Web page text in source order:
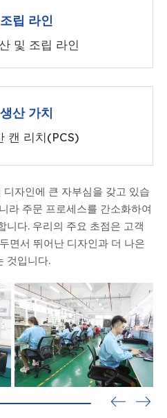
립 라인
및 조립 라인
산 가치
캔 리치(PCS)
자인에 큰 자부심을 갖고 있습
라 주문 프로세스를 간소화하여
니다. 우리의 주요 초점은 고객
면서 뛰어난 디자인과 더 나은
것입니다.